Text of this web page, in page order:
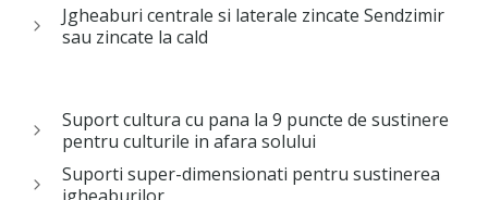
Jgheaburi centrale si laterale zincate Sendzimir
sau zincate la cald
Suport cultura cu pana la 9 puncte de sustinere
pentru culturile in afara solului
Suporti super-dimensionati pentru sustinerea
jgheaburilor